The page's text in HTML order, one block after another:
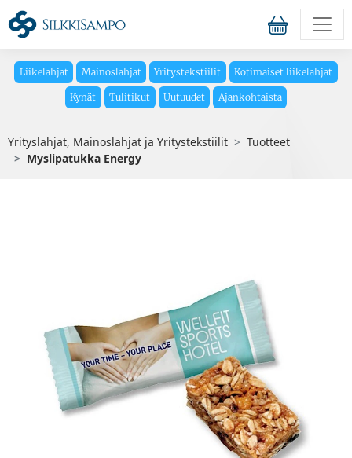
Liikelahjat Mainoslahjat Yritystekstiilit Kotimaiset liikelahjat
Kynät Tulitikut Uutuudet Ajankohtaista
Yrityslahjat, Mainoslahjat ja Yritystekstiilit
Tuotteet
Myslipatukka Energy